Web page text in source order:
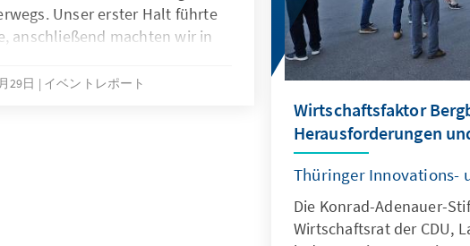
Unser erster Halt führte
anschließend machten wir in
Bürgerinnen und
29日 イベントレポート
Wirtschaftsfaktor
Herausforderungen
Thüringer Innovations-
Die Konrad-Adenauer-
Wirtschaftsrat der CDU,